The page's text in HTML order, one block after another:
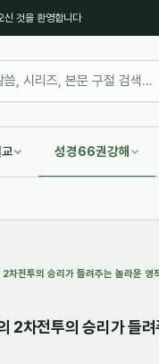
신 것을 환영합니다
성경66권강해
2차전투의 승리가 들려주는 놀라
2차전투의 승리가